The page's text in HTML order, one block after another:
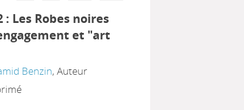
: Les Robes noires
et "art
Benzin, Auteur